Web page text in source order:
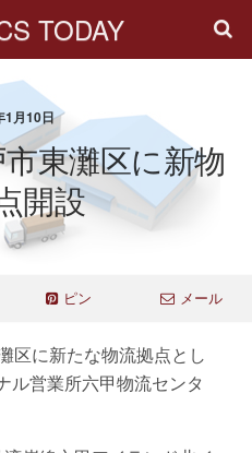
TODAY
1月10日
東灘区に新物
開設
ピン メール
区に新たな物流拠点とし
ル営業所六甲物流センタ